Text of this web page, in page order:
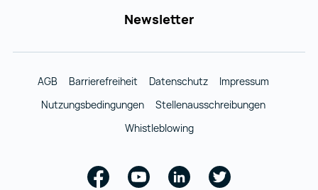
Newsletter
AGB Barrierefreiheit Datenschutz
Impressum
Nutzungsbedingungen
Stellenausschreibungen
Whistleblowing
Facebook
Youtube
Linkedin
Twitter